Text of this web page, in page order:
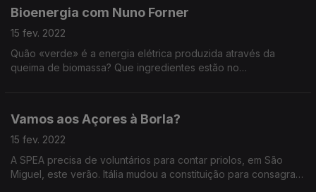
Bioenergia com Nuno Forner
15 fev. 2022
Quão «verde» é a energia elétrica produzida através da
queima de biomassa? Que ingredientes estão no
Vamos aos Açores à Borla?
15 fev. 2022
A SPEA precisa de voluntários para contar priolos, em São
Miguel, este verão. Itália mudou a constituição para consagrar